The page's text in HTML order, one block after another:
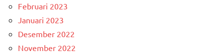
Februari 2023
Januari 2023
Desember 2022
November 2022